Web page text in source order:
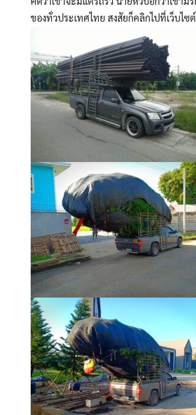
ของทั่วประเทศไทย สงสัยก็คลิกไปที่เว็บไซต์